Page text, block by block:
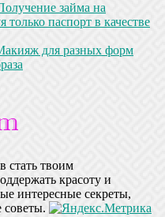
займа на
только паспорт в качестве
для разных форм
стать твоим
красоту и
интересные секреты,
советы.